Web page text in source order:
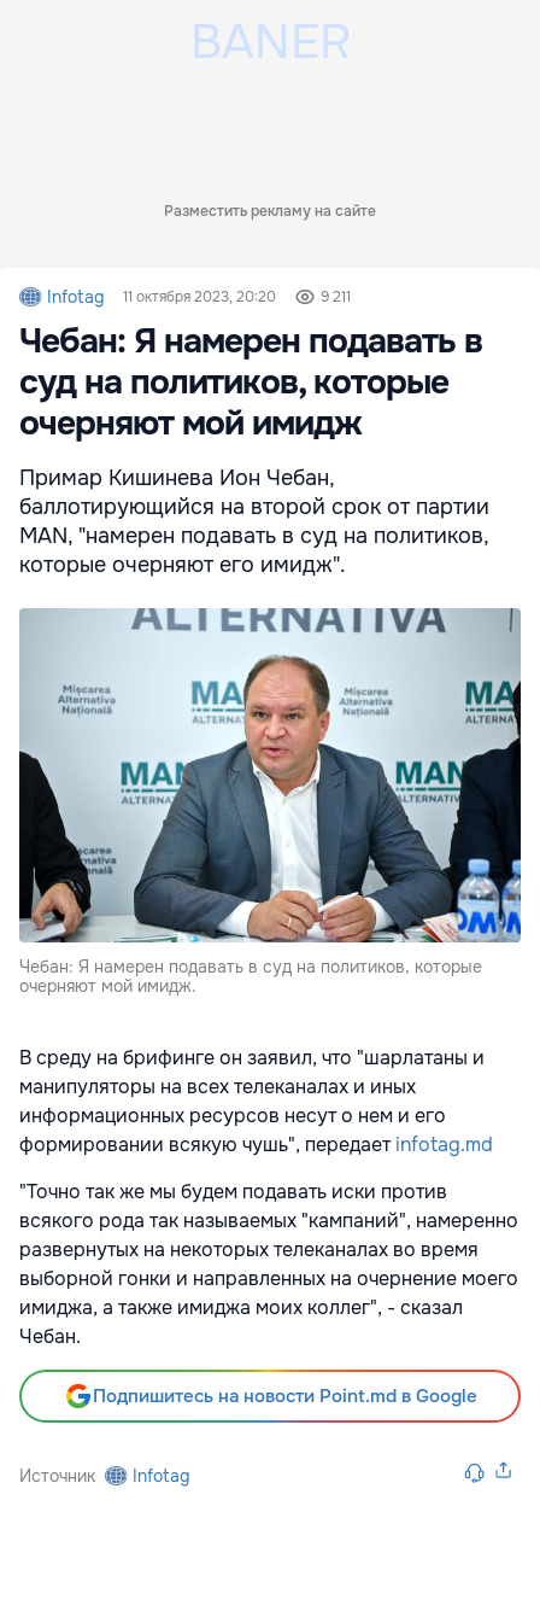
Разместить рекламу на сайте
Infotag 11 октября 2023, 20:20 9 211
Чебан: Я намерен подавать в
суд на политиков, которые
очерняют мой имидж
Примар Кишинева Ион Чебан,
баллотирующийся на второй срок от партии
MAN, "намерен подавать в суд на политиков,
которые очерняют его имидж".
Чебан: Я намерен подавать в суд на политиков, которые
очерняют мой имидж.
В среду на брифинге он заявил, что "шарлатаны и
манипуляторы на всех телеканалах и иных
информационных ресурсов несут о нем и его
формировании всякую чушь", передаетinfotag.md
"Точно так же мы будем подавать иски против
всякого рода так называемых "кампаний", намеренно
развернутых на некоторых телеканалах во время
выборной гонки и направленных на очернение моего
имиджа, а также имиджа моих коллег", - сказал
Чебан.
Подпишитесь на новости Point.md в Google
Источник Infotag